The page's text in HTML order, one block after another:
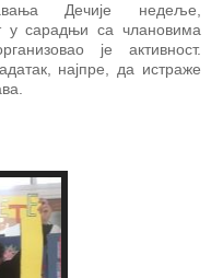
Дечије недеље,
у сарадњи са члановима
је активност.
најпре, да истраже